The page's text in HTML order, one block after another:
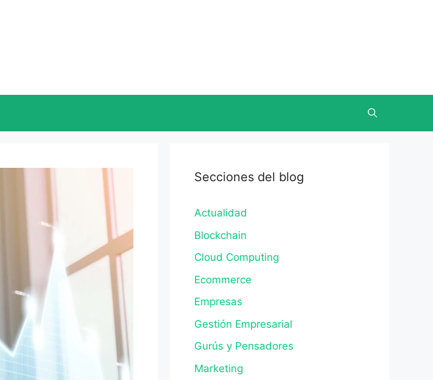
Secciones del blog
Actualidad
Blockchain
Cloud Computing
Ecommerce
Empresas
Gestión Empresarial
Gurús y Pensadores
Marketing